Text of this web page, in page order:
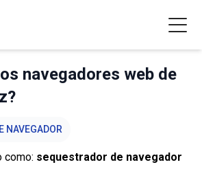
navegadores web de
NAVEGADOR
como: sequestrador de navegador